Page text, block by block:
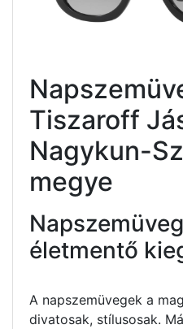
Tiszaroff
Nagykun-
megye
életmentő
A napszemüvegek a
divatosak, stílusosak.